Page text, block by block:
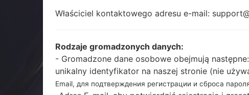
SAMSUNGGALAXY
Pobierz najnowszą aktualizację
Ultra 5G, ale nie zapomnij
wskazanemu SM-N986B. Kod
Właściciel kontaktowego adresu e-mail:
Rodzaje gromadzonych danych:
- Gromadzone dane osobowe obejmują
unikalny identyfikator na naszej stronie (nie
Email, для подтверждения регистрации и сброса